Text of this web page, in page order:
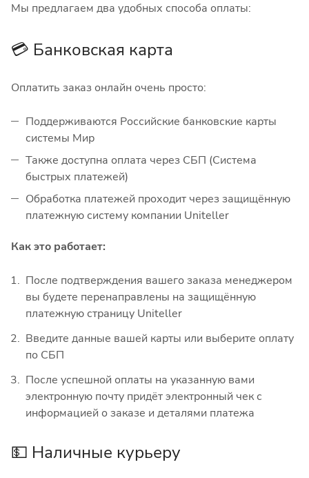
Мы предлагаем два удобных способа оплаты:
💳 Банковская карта
Оплатить заказ онлайн очень просто:
Поддерживаются Российские банковские карты
системы Мир
Также доступна оплата через СБП (Система
быстрых платежей)
Обработка платежей проходит через защищённую
платежную систему компании Uniteller
Как это работает:
После подтверждения вашего заказа менеджером
вы будете перенаправлены на защищённую
платежную страницу Uniteller
Введите данные вашей карты или выберите оплату
по СБП
После успешной оплаты на указанную вами
электронную почту придёт электронный чек с
информацией о заказе и деталями платежа
💵 Наличные курьеру